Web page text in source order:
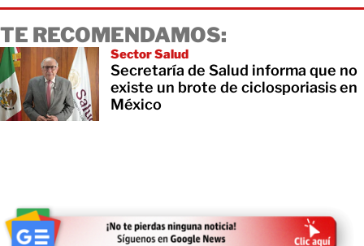
TE RECOMENDAMOS:
Sector Salud
Secretaría de Salud informa que no
existe un brote de ciclosporiasis en
México